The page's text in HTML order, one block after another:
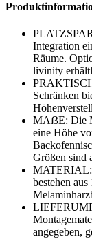
Integration
Räume.
livinity
Schränken
MAẞE: Die
eine Höhe
Größen sind
MATERIAL:
bestehen
angegeben,